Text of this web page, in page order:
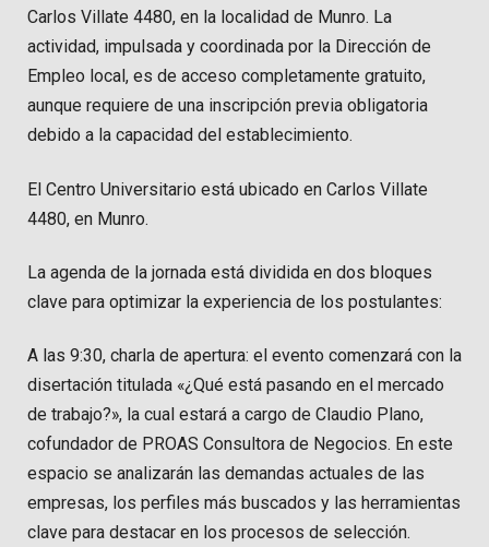
Carlos Villate 4480, en la localidad de Munro. La
actividad, impulsada y coordinada por la Dirección de
Empleo local, es de acceso completamente gratuito,
aunque requiere de una inscripción previa obligatoria
debido a la capacidad del establecimiento.
El Centro Universitario está ubicado en Carlos Villate
4480, en Munro.
La agenda de la jornada está dividida en dos bloques
clave para optimizar la experiencia de los postulantes:
A las 9:30, charla de apertura: el evento comenzará con la
disertación titulada «¿Qué está pasando en el mercado
de trabajo?», la cual estará a cargo de Claudio Plano,
cofundador de PROAS Consultora de Negocios. En este
espacio se analizarán las demandas actuales de las
empresas, los perfiles más buscados y las herramientas
clave para destacar en los procesos de selección.